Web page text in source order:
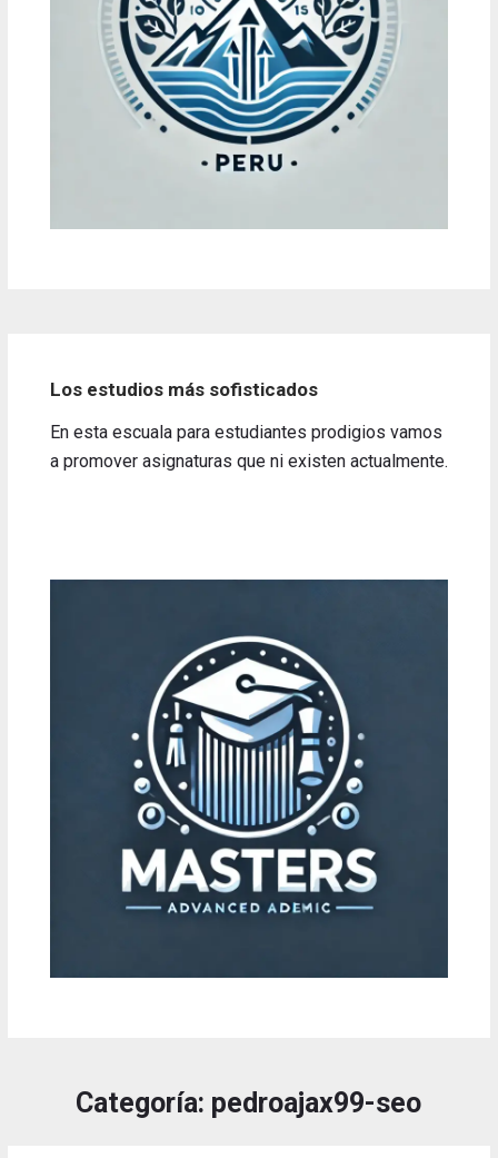
Los estudios más sofisticados
En esta escuala para estudiantes prodigios vamos
a promover asignaturas que ni existen actualmente.
Categoría: pedroajax99-seo